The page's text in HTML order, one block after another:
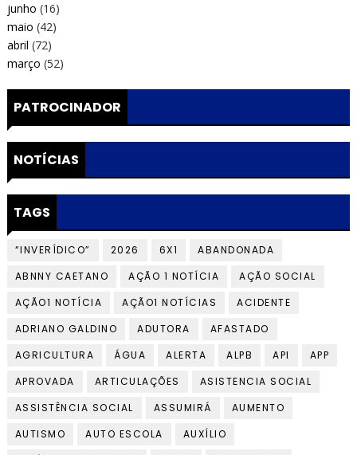
junho (16)
maio (42)
abril (72)
março (52)
PATROCINADOR
NOTÍCIAS
TAGS
“INVERÍDICO” 2026 6X1
ABANDONADA
ABNNY CAETANO
AÇÃO 1 NOTÍCIA
AÇÃO SOCIAL
AÇÃO1 NOTÍCIA
AÇÃO1 NOTÍCIAS
ACIDENTE
ADRIANO GALDINO
ADUTORA
AFASTADO
AGRICULTURA
ÁGUA ALERTA ALPB API
APP
APROVADA
ARTICULAÇÕES
ASISTENCIA SOCIAL
ASSISTÊNCIA SOCIAL
ASSUMIRÁ
AUMENTO
AUTISMO
AUTO ESCOLA
AUXÍLIO